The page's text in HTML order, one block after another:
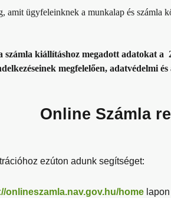
amit ügyfeleinknek a munkalap és számla
számla kiállításhoz megadott adatokat a
megfelelően, adatvédelmi
Online Számla
ezúton adunk segítséget:
onlineszamla.nav.gov.hu/home